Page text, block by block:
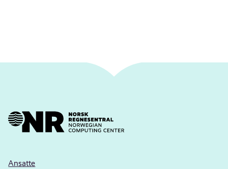
Ansatte